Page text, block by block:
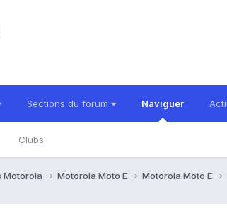
Sections du forum Naviguer
Clubs
Motorola Motorola Moto E Motorola Moto E